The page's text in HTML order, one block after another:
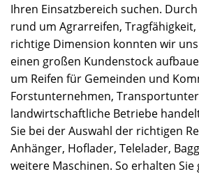
Ihren Einsatzbereich suchen.
rund um Agrarreifen,
richtige Dimension konnten wir
einen großen Kundenstock
um Reifen für Gemeinden und
Forstunternehmen,
landwirtschaftliche Betriebe
Sie bei der Auswahl der richtigen
Anhänger, Hoflader, Telelader,
weitere Maschinen. So erhalten Sie